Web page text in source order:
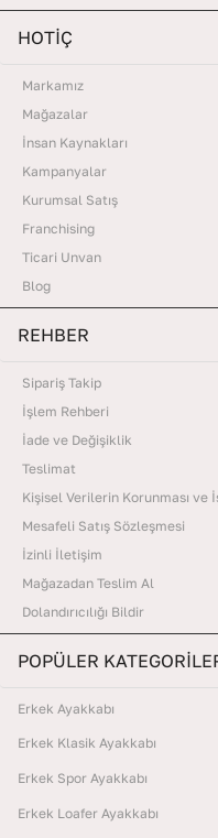
HOTİÇ
Markamız
Mağazalar
İnsan Kaynakları
Kampanyalar
Kurumsal Satış
Franchising
Ticari Unvan
Blog
REHBER
Sipariş Takip
İşlem Rehberi
İade ve Değişiklik
Teslimat
Kişisel Verilerin Korunması ve
Mesafeli Satış Sözleşmesi
İzinli İletişim
Mağazadan Teslim Al
Dolandırıcılığı Bildir
POPÜLER
Erkek Ayakkabı
Erkek Klasik Ayakkabı
Erkek Spor Ayakkabı
Erkek Loafer Ayakkabı